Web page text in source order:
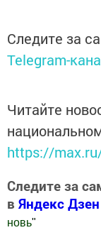
Следите за
Telegram-
Читайте
https://
Следите за
в Яндекс Дзен
новь"